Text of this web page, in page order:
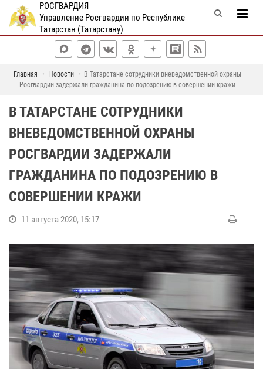
РОСГВАРДИЯ
Управление Росгвардии по Республике
Татарстан (Татарстану)
Главная Новости
В Татарстане сотрудники вневедомственной охраны
Росгвардии задержали гражданина по подозрению в совершении кражи
В ТАТАРСТАНЕ СОТРУДНИКИ
ВНЕВЕДОМСТВЕННОЙ ОХРАНЫ
РОСГВАРДИИ ЗАДЕРЖАЛИ
ГРАЖДАНИНА ПО ПОДОЗРЕНИЮ В
СОВЕРШЕНИИ КРАЖИ
11 августа 2020, 15:17